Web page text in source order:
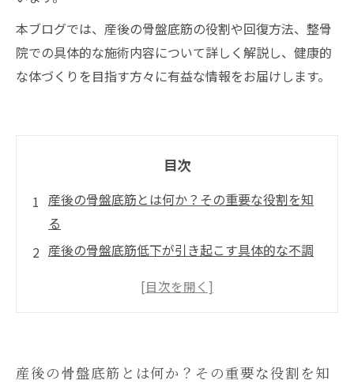
本ブログでは、産後の骨盤底筋の役割や回復方法、整骨
院での具体的な施術内容について詳しく解説し、健康的
な体づくりを目指す方々に有益な情報をお届けします。
目次
産後の骨盤底筋とは何か？その重要な役割を知
る
産後の骨盤底筋低下が引き起こす具体的な不調
効果的な骨盤底筋回復法：セルフケアと専門的
産後の骨盤底筋回復を成功させるために知って
産後の骨盤底筋とは何か？その重要な役割を知